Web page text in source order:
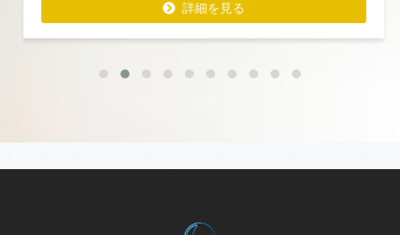
詳細を見る
詳細を見る